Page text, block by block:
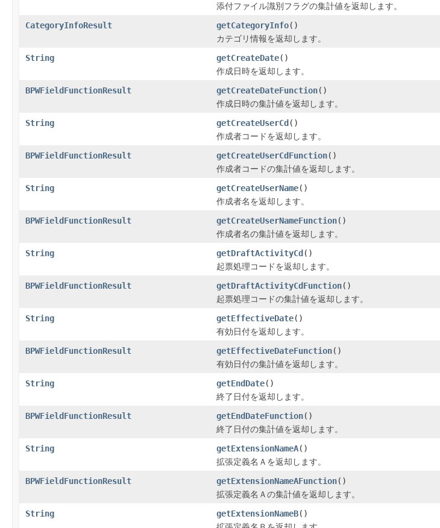
添付ファイル識別フラグの集計値を返却します。
CategoryInfoResult
getCategoryInfo()
カテゴリ情報を返却します。
String
getCreateDate()
作成日時を返却します。
BPWFieldFunctionResult
getCreateDateFunction()
作成日時の集計値を返却します。
String
getCreateUserCd()
作成者コードを返却します。
BPWFieldFunctionResult
getCreateUserCdFunction()
作成者コードの集計値を返却します。
String
getCreateUserName()
作成者名を返却します。
BPWFieldFunctionResult
getCreateUserNameFunction()
作成者名の集計値を返却します。
String
getDraftActivityCd()
起票処理コードを返却します。
BPWFieldFunctionResult
getDraftActivityCdFunction()
起票処理コードの集計値を返却します。
String
getEffectiveDate()
有効日付を返却します。
BPWFieldFunctionResult
getEffectiveDateFunction()
有効日付の集計値を返却します。
String
getEndDate()
終了日付を返却します。
BPWFieldFunctionResult
getEndDateFunction()
終了日付の集計値を返却します。
String
getExtensionNameA()
拡張定義名Ａを返却します。
BPWFieldFunctionResult
getExtensionNameAFunction()
拡張定義名Ａの集計値を返却します。
String
getExtensionNameB()